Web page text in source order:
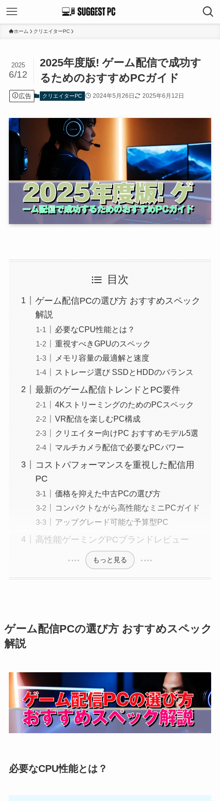
ホーム クリエイターPC
2025年度版! ゲーム配信で成功す
るためのおすすめPCガイド
2025
6/12
広告 クリエイターPC 2024年5月26日 2025年6月12日
目次
ゲーム配信PCの選び方 おすすめスペック
解説
必要なCPU性能とは？
重視すべきGPUのスペック
メモリ容量の最適解と速度
ストレージ選び SSDとHDDのバランス
最新のゲーム配信トレンドとPC要件
4KストリーミングのためのPCスペック
VR配信を楽しむPC構成
クリエイター向けPC おすすめモデル5選
マルチカメラ配信で必要なPCパワー
コストパフォーマンスを重視した配信用
PC
価格を抑えた中古PCの選び方
コンパクトながら高性能なミニPCガイド
アップグレード可能な予算型PC
高性能ゲーミングPCブランドレビュー
もっと見る
ゲーム配信PCの選び方 おすすめスペック
解説
必要なCPU性能とは？